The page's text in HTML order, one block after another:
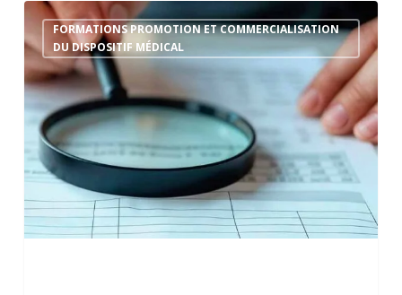
FORMATIONS PROMOTION ET COMMERCIALISATION
DU DISPOSITIF MÉDICAL